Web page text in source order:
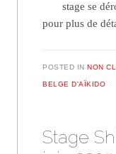
stage se
pour plus de
POSTED INNON
BELGE D'AÏKIDO
Stage